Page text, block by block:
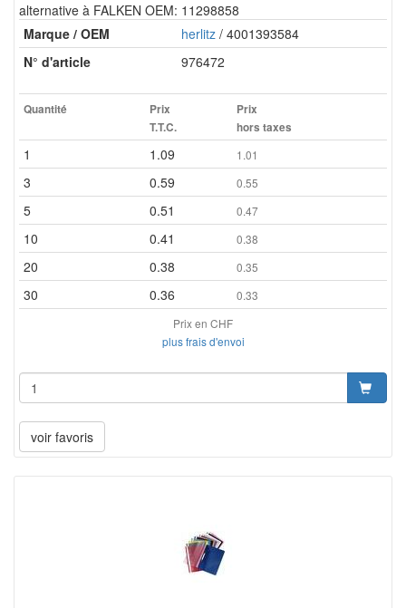
alternative à FALKEN OEM: 11298858
Marque / OEM
herlitz / 4001393584
N° d'article
976472
Quantité
Prix
T.T.C.
Prix
hors taxes
1 1.09 1.01
3 0.59 0.55
5 0.51 0.47
10 0.41 0.38
20 0.38 0.35
30 0.36
0.33
Prix en CHF
plus frais d'envoi
voir favoris